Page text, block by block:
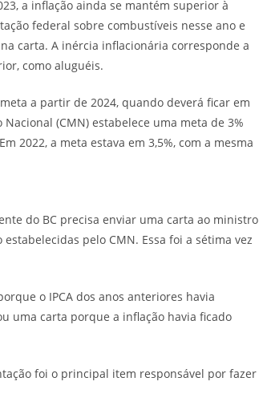
a inflação ainda se mantém superior à
federal sobre combustíveis nesse ano e
carta. A inércia inflacionária corresponde a
como aluguéis.
a partir de 2024, quando deverá ficar em
Nacional (CMN) estabelece uma meta de 3%
2022, a meta estava em 3,5%, com a mesma
do BC precisa enviar uma carta ao ministro
pelo CMN. Essa foi a sétima vez
o IPCA dos anos anteriores havia
uma carta porque a inflação havia ficado
foi o principal item responsável por fazer